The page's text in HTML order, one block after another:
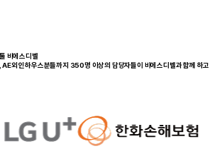
비에스디벨
외 인하우스분들까지 350명 이상의 담당자들이 비에스디벨과 함께 하고